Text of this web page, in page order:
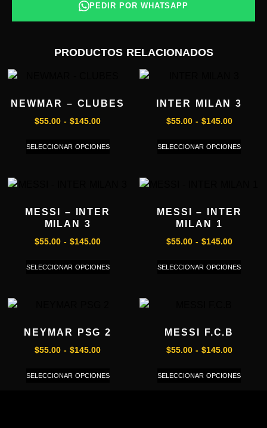
PEDIR POR WHATSAPP
PRODUCTOS RELACIONADOS
NEWMAR – CLUBES
$55.00 - $145.00
SELECCIONAR OPCIONES
INTER MILAN 3
$55.00 - $145.00
SELECCIONAR OPCIONES
MESSI – INTER
MILAN 3
$55.00 - $145.00
SELECCIONAR OPCIONES
MESSI – INTER
MILAN 1
$55.00 - $145.00
SELECCIONAR OPCIONES
NEYMAR PSG 2
$55.00 - $145.00
SELECCIONAR OPCIONES
MESSI F.C.B
$55.00 - $145.00
SELECCIONAR OPCIONES